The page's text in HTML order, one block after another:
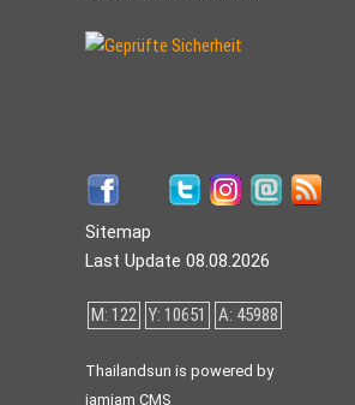
Sitemap
Last Update 08.08.2026
M: 122 Y: 10651 A: 45988
Thailandsun is powered by
jamjam CMS